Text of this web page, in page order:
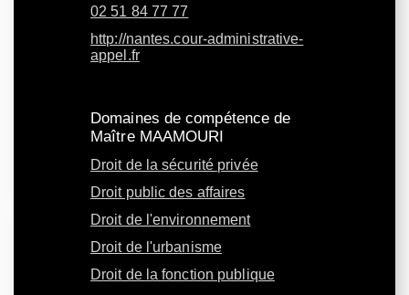
02 51 84 77 77
http://nantes.cour-administrative-
appel.fr
Domaines de compétence de
Maître MAAMOURI
Droit de la sécurité privée
Droit public des affaires
Droit de l'environnement
Droit de l'urbanisme
Droit de la fonction publique